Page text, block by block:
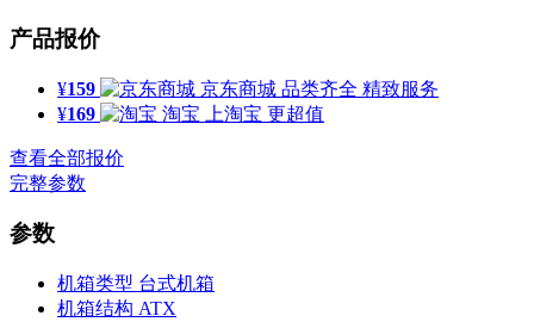
产品报价
¥159 京东商城 品类齐全 精致服务
¥169 淘宝 上淘宝 更超值
查看全部报价
完整参数
参数
机箱类型 台式机箱
机箱结构 ATX